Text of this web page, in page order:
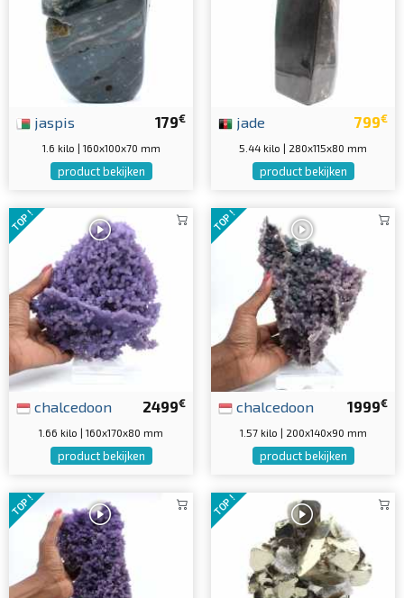
179€
jaspis
1.6 kilo | 160x100x70 mm
product bekijken
799€
jade
5.44 kilo | 280x115x80 mm
product bekijken
TOP !
2499€
chalcedoon
1.66 kilo | 160x170x80 mm
product bekijken
TOP !
1999€
chalcedoon
1.57 kilo | 200x140x90 mm
product bekijken
TOP ! TOP !